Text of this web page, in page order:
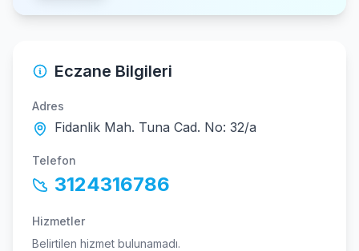
Eczane Bilgileri
Adres
Fidanlik Mah. Tuna Cad. No: 32/a
Telefon
3124316786
Hizmetler
Belirtilen hizmet bulunamadı.